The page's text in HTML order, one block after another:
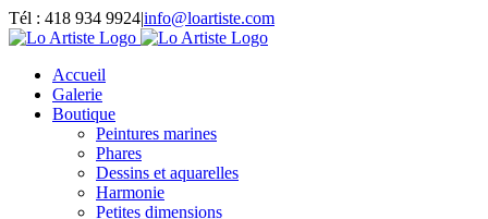
Passer
au
Tél : 418 934 9924|info@loartiste.com
Facebook
Instagram
Email
Pinterest
YouTube
Accueil
Galerie
Boutique
Peintures marines
Phares
Dessins et aquarelles
Harmonie
Petites dimensions